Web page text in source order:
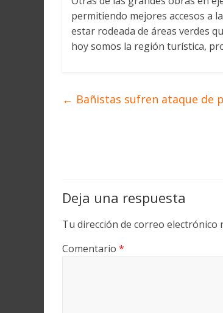
permitiendo mejores accesos a
estar rodeada de áreas verdes
hoy somos la región turística,
← Bañistas sufren ataque de
Deja una respuesta
Tu dirección de correo electrónico
Comentario *